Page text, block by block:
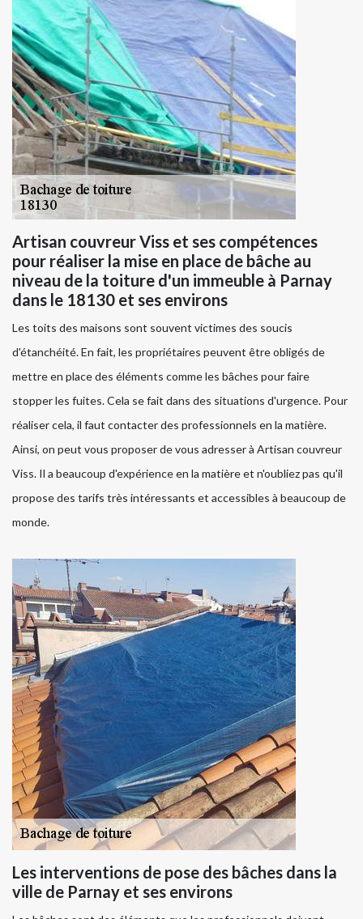
Artisan couvreur Viss et ses compétences
pour réaliser la mise en place de bâche au
niveau de la toiture d'un immeuble à Parnay
dans le 18130 et ses environs
Les toits des maisons sont souvent victimes des soucis
d'étanchéité. En fait, les propriétaires peuvent être obligés de
mettre en place des éléments comme les bâches pour faire
stopper les fuites. Cela se fait dans des situations d'urgence. Pour
réaliser cela, il faut contacter des professionnels en la matière.
Ainsi, on peut vous proposer de vous adresser à Artisan couvreur
Viss. Il a beaucoup d'expérience en la matière et n'oubliez pas qu'il
propose des tarifs très intéressants et accessibles à beaucoup de
monde.
Les interventions de pose des bâches dans la
ville de Parnay et ses environs